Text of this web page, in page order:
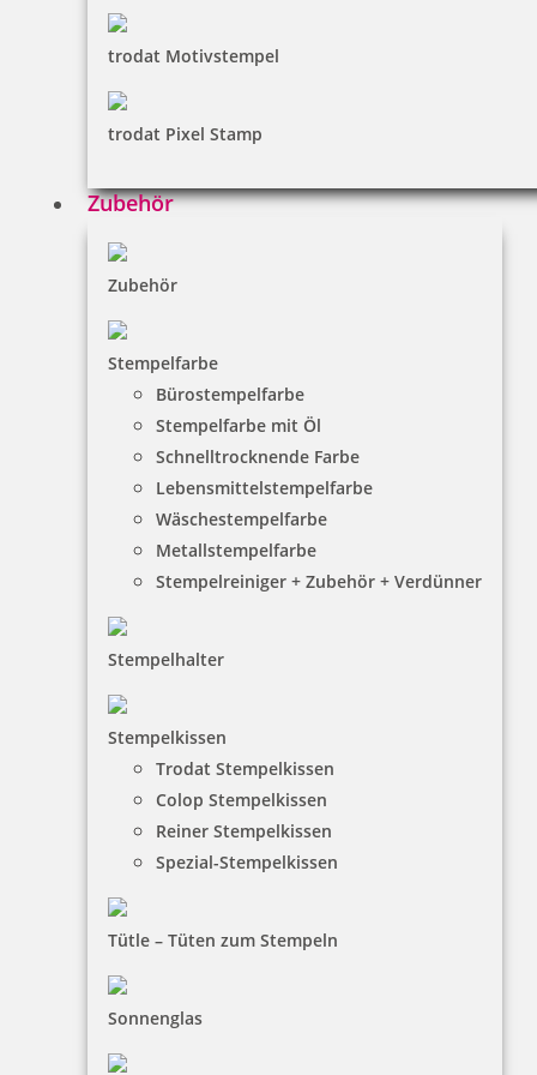
trodat Motivstempel
trodat Pixel Stamp
Zubehör
Zubehör
Stempelfarbe
Bürostempelfarbe
Stempelfarbe mit Öl
Schnelltrocknende Farbe
Lebensmittelstempelfarbe
Wäschestempelfarbe
Metallstempelfarbe
Stempelreiniger + Zubehör + Verdünner
Stempelhalter
Stempelkissen
Trodat Stempelkissen
Colop Stempelkissen
Reiner Stempelkissen
Spezial-Stempelkissen
Tütle – Tüten zum Stempeln
Sonnenglas
HINWEISE
Versandinformationen
Zahlungsbedingungen
Bestellhinweise
INFORMATIONEN